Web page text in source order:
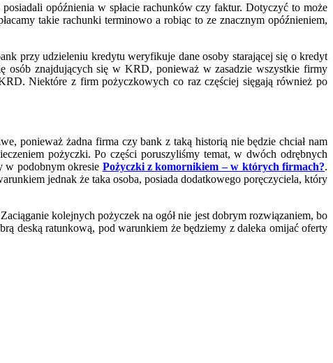
opóźnienia w spłacie rachunków czy faktur. Dotyczyć to może
takie rachunki terminowo a robiąc to ze znacznym opóźnieniem,
przy udzieleniu kredytu weryfikuje dane osoby starającej się o kredyt
osób znajdujących się w KRD, ponieważ w zasadzie wszystkie firmy
Niektóre z firm pożyczkowych co raz częściej sięgają również po
ponieważ żadna firma czy bank z taką historią nie będzie chciał nam
pożyczki. Po części poruszyliśmy temat, w dwóch odrębnych
w podobnym okresie Pożyczki z komornikiem – w których firmach?.
jednak że taka osoba, posiada dodatkowego poręczyciela, który
kolejnych pożyczek na ogół nie jest dobrym rozwiązaniem, bo
deską ratunkową, pod warunkiem że będziemy z daleka omijać oferty